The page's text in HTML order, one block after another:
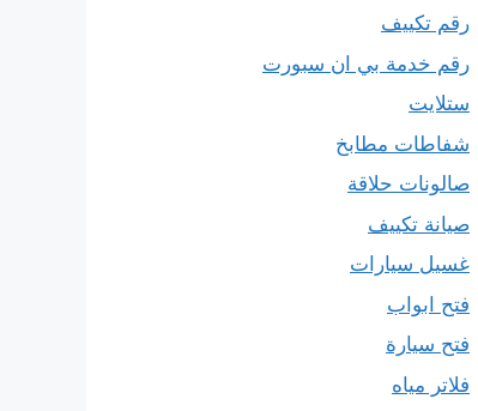
رقم تكييف
رقم خدمة بي ان سبورت
ستلايت
شفاطات مطابخ
صالونات حلاقة
صيانة تكييف
غسيل سيارات
فتح ابواب
فتح سيارة
فلاتر مياه